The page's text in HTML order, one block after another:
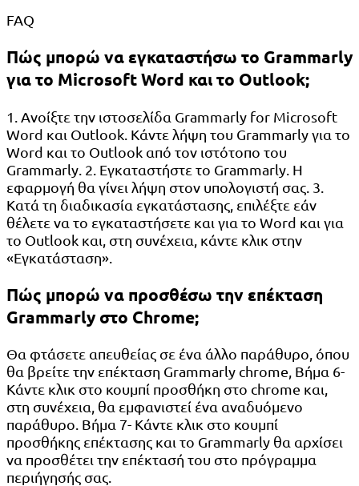
FAQ
Πώς μπορώ να εγκαταστήσω το Grammarly
για το Microsoft Word και το Outlook;
1. Ανοίξτε την ιστοσελίδα Grammarly for Microsoft
Word και Outlook. Κάντε λήψη του Grammarly για το
Word και το Outlook από τον ιστότοπο του
Grammarly. 2. Εγκαταστήστε το Grammarly. Η
εφαρμογή θα γίνει λήψη στον υπολογιστή σας. 3.
Κατά τη διαδικασία εγκατάστασης, επιλέξτε εάν
θέλετε να το εγκαταστήσετε και για το Word και για
το Outlook και, στη συνέχεια, κάντε κλικ στην
«Εγκατάσταση».
Πώς μπορώ να προσθέσω την επέκταση
Grammarly στο Chrome;
Θα φτάσετε απευθείας σε ένα άλλο παράθυρο, όπου
θα βρείτε την επέκταση Grammarly chrome, Βήμα 6-
Κάντε κλικ στο κουμπί προσθήκη στο chrome και,
στη συνέχεια, θα εμφανιστεί ένα αναδυόμενο
παράθυρο. Βήμα 7- Κάντε κλικ στο κουμπί
προσθήκης επέκτασης και το Grammarly θα αρχίσει
να προσθέτει την επέκτασή του στο πρόγραμμα
περιήγησής σας.